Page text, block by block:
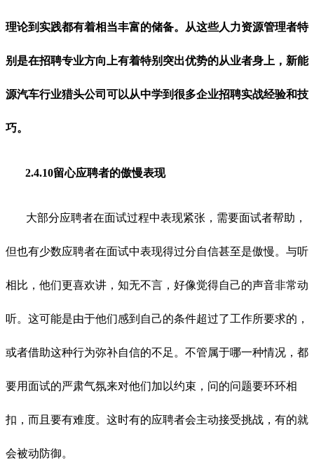
理论到实践都有着相当丰富的储备。从这些人力资源管理者特
别是在招聘专业方向上有着特别突出优势的从业者身上，新能
源汽车行业猎头公司可以从中学到很多企业招聘实战经验和技
巧。
2.4.10留心应聘者的傲慢表现
大部分应聘者在面试过程中表现紧张，需要面试者帮助，
但也有少数应聘者在面试中表现得过分自信甚至是傲慢。与听
相比，他们更喜欢讲，知无不言，好像觉得自己的声音非常动
听。这可能是由于他们感到自己的条件超过了工作所要求的，
或者借助这种行为弥补自信的不足。不管属于哪一种情况，都
要用面试的严肃气氛来对他们加以约束，问的问题要环环相
扣，而且要有难度。这时有的应聘者会主动接受挑战，有的就
会被动防御。